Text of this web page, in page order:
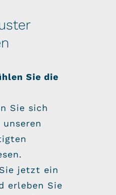
Sie die
Sie sich
jetzt ein
erleben Sie